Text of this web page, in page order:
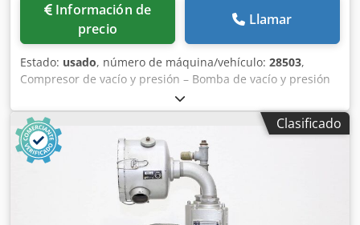
Información de
precio
Llamar
Estado: usado, número de máquina/vehículo: 28503,
Compresor de vacío y presión – Bomba de vacío y presión
Becker VCL 60 DV, número de serie 28503 Frecuencia: 50
Hz Velocidad: 1400 rpm Dcsdpsiwu Ehjfx Agysk Potencia
necesaria: 3 CV Caudal de entrada: 60 m³/h Inspección en
vídeo en línea a través de Skype Estaríamos encantados de
recibir su visita; tenemos más máquinas en stock.
Disponible inmediatamente; se puede inspeccionar. En
stock en Emskirchen/Núremberg; se puede probar.
Clasificado